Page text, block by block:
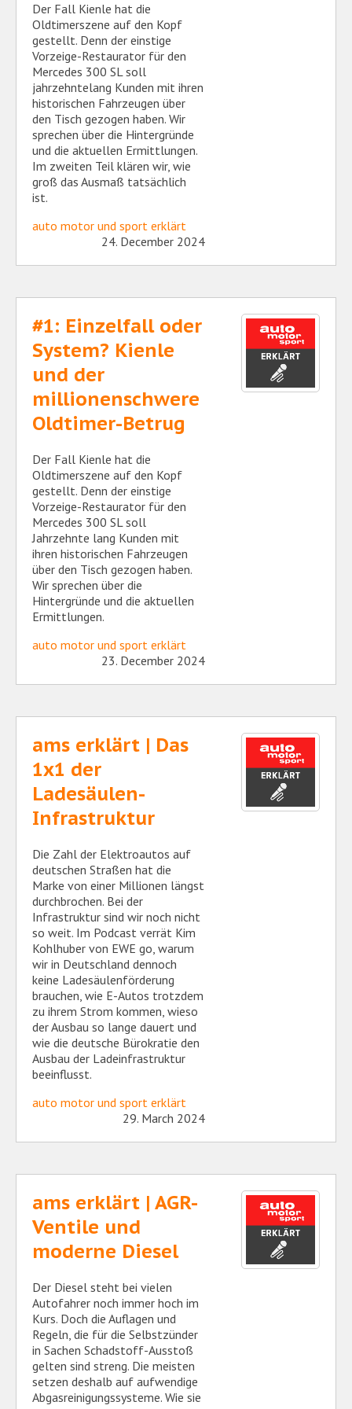
Der Fall Kienle hat die
Oldtimerszene auf den Kopf
gestellt. Denn der einstige
Vorzeige-Restaurator für den
Mercedes 300 SL soll
jahrzehntelang Kunden mit ihren
historischen Fahrzeugen über
den Tisch gezogen haben. Wir
sprechen über die Hintergründe
und die aktuellen Ermittlungen.
Im zweiten Teil klären wir, wie
groß das Ausmaß tatsächlich
ist.
auto motor und sport erklärt
24. December 2024
#1: Einzelfall oder
System? Kienle
und der
millionenschwere
Oldtimer-Betrug
Der Fall Kienle hat die
Oldtimerszene auf den Kopf
gestellt. Denn der einstige
Vorzeige-Restaurator für den
Mercedes 300 SL soll
Jahrzehnte lang Kunden mit
ihren historischen Fahrzeugen
über den Tisch gezogen haben.
Wir sprechen über die
Hintergründe und die aktuellen
Ermittlungen.
auto motor und sport erklärt
23. December 2024
ams erklärt | Das
1x1 der
Ladesäulen-
Infrastruktur
Die Zahl der Elektroautos auf
deutschen Straßen hat die
Marke von einer Millionen längst
durchbrochen. Bei der
Infrastruktur sind wir noch nicht
so weit. Im Podcast verrät Kim
Kohlhuber von EWE go, warum
wir in Deutschland dennoch
keine Ladesäulenförderung
brauchen, wie E-Autos trotzdem
zu ihrem Strom kommen, wieso
der Ausbau so lange dauert und
wie die deutsche Bürokratie den
Ausbau der Ladeinfrastruktur
beeinflusst.
auto motor und sport erklärt
29. March 2024
ams erklärt | AGR-
Ventile und
moderne Diesel
Der Diesel steht bei vielen
Autofahrer noch immer hoch im
Kurs. Doch die Auflagen und
Regeln, die für die Selbstzünder
in Sachen Schadstoff-Ausstoß
gelten sind streng. Die meisten
setzen deshalb auf aufwendige
Abgasreinigungssysteme. Wie sie